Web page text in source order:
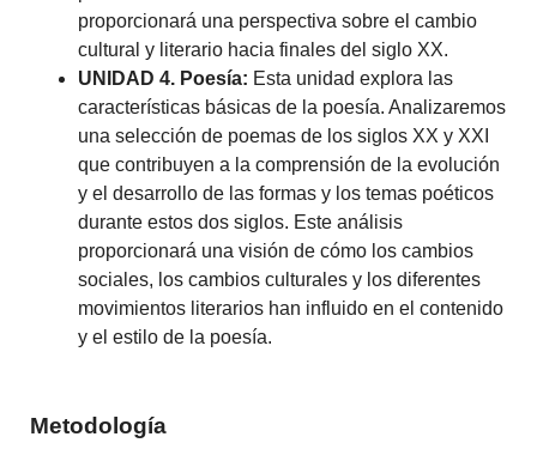
proporcionará una perspectiva sobre el cambio
cultural y literario hacia finales del siglo XX.
UNIDAD 4. Poesía: Esta unidad explora las
características básicas de la poesía. Analizaremos
una selección de poemas de los siglos XX y XXI
que contribuyen a la comprensión de la evolución
y el desarrollo de las formas y los temas poéticos
durante estos dos siglos. Este análisis
proporcionará una visión de cómo los cambios
sociales, los cambios culturales y los diferentes
movimientos literarios han influido en el contenido
y el estilo de la poesía.
Metodología